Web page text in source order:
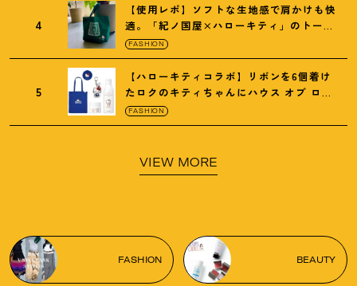
4
【使用レポ】ソフトな生地感で肩かけも快
適。「紀ノ国屋×ハローキティ」のトート
がガシガシ使えて最高です
FASHION
5
【ハローキティコラボ】リボンを6個着け
たロクのキティちゃんにハウス オブ ロー
ゼの限定パケも
FASHION
VIEW MORE
FASHION BEAUTY